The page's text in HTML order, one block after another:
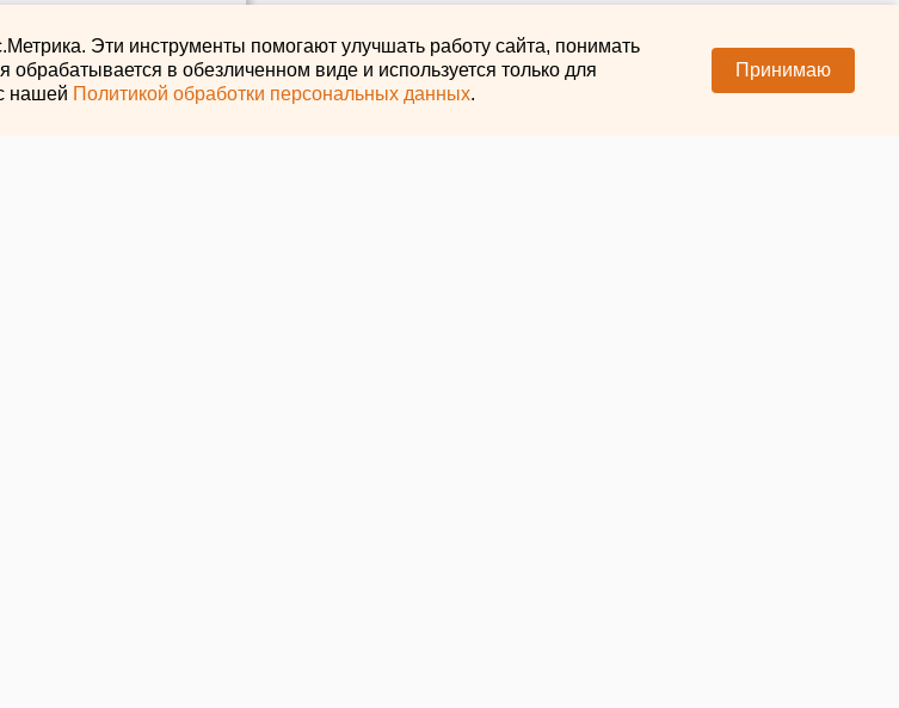
23 июня в 12:43
Эти инструменты помогают улучшать работу сайта, понимать
в обезличенном виде и используется только для
нашей Политикой обработки персональных данных.
Принимаю